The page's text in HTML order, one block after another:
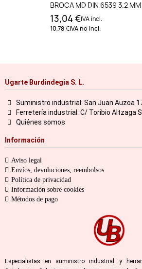
BROCA MD DIN 6539 3.2 MM
13,04 €IVA incl.
10,78 €IVA no incl.
Ugarte Burdindegia S. L.
Suministro industrial: San Juan Auzoa
Ferretería industrial: C/ Toribio Altzaga
Quiénes somos
Información
Aviso legal
Envíos, devoluciones, reembolsos
Política de privacidad
Información sobre cookies
Métodos de pago
Especialistas en suministro industrial y